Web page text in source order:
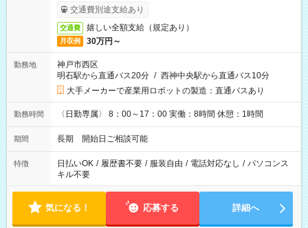
交通費別途支給あり
交通費 嬉しい全額支給（規定あり）
月収例 30万円～
勤務地
神戸市西区
明石駅から直通バス20分 / 西神中央駅から直通バス10分
大手メーカーで産業用ロボットの製造：直通バスあり
勤務時間 〈日勤専属〉 8：00～17：00 実働：8時間 休憩：1時間
期間 長期 開始日ご相談可能
特徴 日払いOK / 履歴書不要 / 服装自由 / 電話対応なし / パソコンス
キル不要
気になる！ 応募する 詳細へ